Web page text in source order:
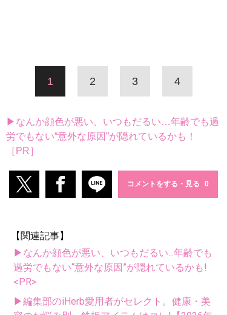
1 2 3 4
▶なんか顔色が悪い、いつもだるい…年齢でも過
労でもない“意外な原因”が隠れているかも！
［PR］
コメントをする・見る
【関連記事】
▶なんか顔色が悪い、いつもだるい...年齢でも
過労でもない“意外な原因”が隠れているかも!
<PR>
▶編集部のiHerb愛用者がセレクト。健康・美